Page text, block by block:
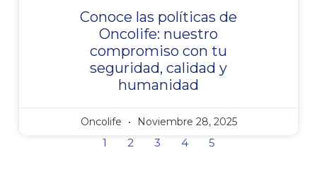
Conoce las políticas de
Oncolife: nuestro
compromiso con tu
seguridad, calidad y
humanidad
Oncolife Noviembre 28, 2025
1 2 3 4 5